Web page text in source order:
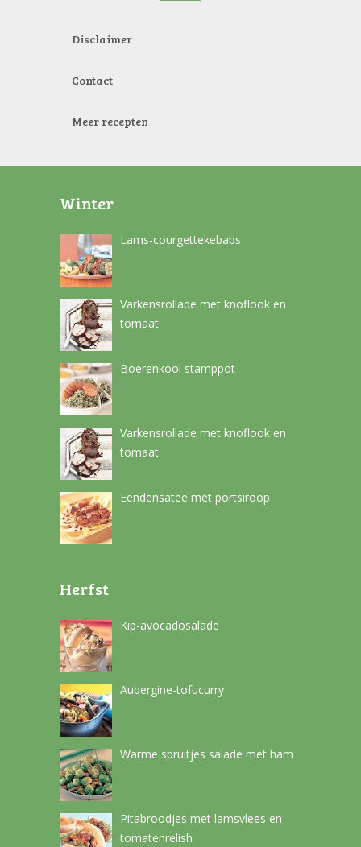
Disclaimer
Contact
Meer recepten
Winter
Lams-courgettekebabs
Varkensrollade met knoflook en
tomaat
Boerenkool stamppot
Varkensrollade met knoflook en
tomaat
Eendensatee met portsiroop
Herfst
Kip-avocadosalade
Aubergine-tofucurry
Warme spruitjes salade met ham
Pitabroodjes met lamsvlees en
tomatenrelish